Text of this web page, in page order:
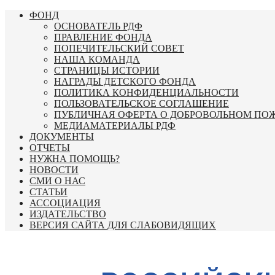
Перейти
содержимому
ФОНД
ОСНОВАТЕЛЬ РДФ
ПРАВЛЕНИЕ ФОНДА
ПОПЕЧИТЕЛЬСКИЙ СОВЕТ
НАША КОМАНДА
СТРАНИЦЫ ИСТОРИИ
НАГРАДЫ ДЕТСКОГО ФОНДА
ПОЛИТИКА КОНФИДЕНЦИАЛЬНОСТИ
ПОЛЬЗОВАТЕЛЬСКОЕ СОГЛАШЕНИЕ
ПУБЛИЧНАЯ ОФЕРТА О ДОБРОВОЛЬНОМ
МЕДИАМАТЕРИАЛЫ РДФ
ДОКУМЕНТЫ
ОТЧЕТЫ
НУЖНА ПОМОЩЬ?
НОВОСТИ
СМИ О НАС
СТАТЬИ
АССОЦИАЦИЯ
ИЗДАТЕЛЬСТВО
ВЕРСИЯ САЙТА ДЛЯ СЛАБОВИДЯЩИХ